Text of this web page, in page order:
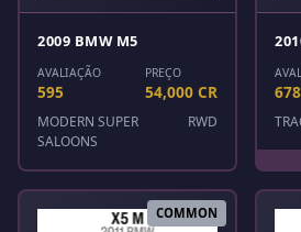
2009 BMW M5
AVALIAÇÃO
595
PREÇO
54,000 CR
MODERN SUPER
SALOONS
RWD
678
COMMON